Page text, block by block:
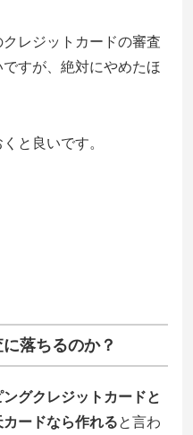
レジットカードの審査
すが、絶対にやめたほ
と良いです。
落ちるのか？
ングクレジットカードと
ードなら作れると言わ